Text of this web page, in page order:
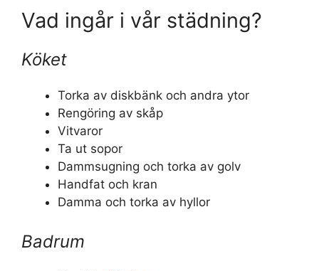
Vad ingår i vår städning?
Köket
Torka av diskbänk och andra ytor
Rengöring av skåp
Vitvaror
Ta ut sopor
Dammsugning och torka av golv
Handfat och kran
Damma och torka av hyllor
Badrum